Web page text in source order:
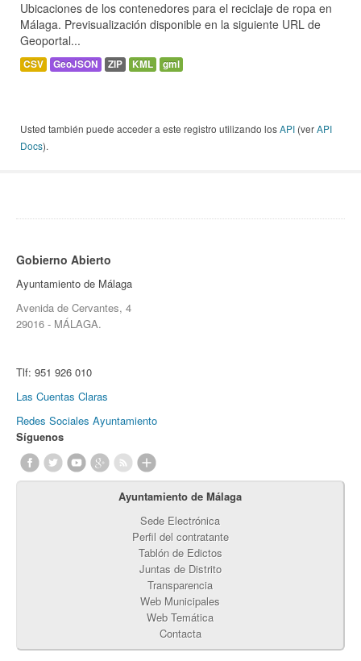
Ubicaciones de los contenedores para el reciclaje de ropa en
Málaga. Previsualización disponible en la siguiente URL de
Geoportal...
CSV GeoJSON ZIP KML gml
Usted también puede acceder a este registro utilizando losAPI (verAPI
Docs).
Gobierno Abierto
Ayuntamiento de Málaga
Avenida de Cervantes, 4
29016 - MÁLAGA.
Tlf: 951 926 010
Las Cuentas Claras
Redes Sociales Ayuntamiento
Síguenos
Ayuntamiento de Málaga
Sede Electrónica
Perfil del contratante
Tablón de Edictos
Juntas de Distrito
Transparencia
Web Municipales
Web Temática
Contacta